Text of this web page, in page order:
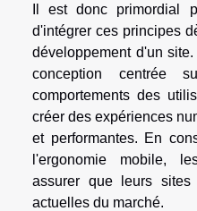
Il est donc primordial
d'intégrer ces principes
développement d'un
conception centrée
comportements des
créer des expériences
et performantes. En
l'ergonomie mobile,
assurer que leurs sites
actuelles du marché.